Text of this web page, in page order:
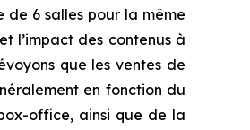
de 6 salles pour la même
l’impact des contenus à
que les ventes de
en fonction du
office, ainsi que de la